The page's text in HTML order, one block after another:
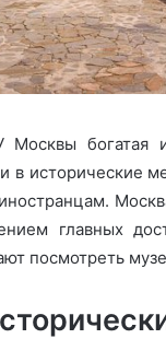
богатая
в исторические
главных
посмотреть